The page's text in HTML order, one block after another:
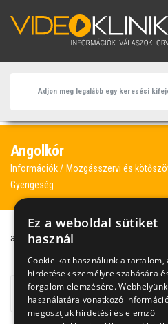
Angolkór
Információk Mozgásszervi és
Gyengeség
angolkór táplálékkiegészítő
Ez a weboldal sütiket
használ
Cookie-kat használunk a tartalom,
hirdetések személyre szabására
forgalom elemzésére.
használatára vonatkozó
megosztjuk hirdetési és elemző